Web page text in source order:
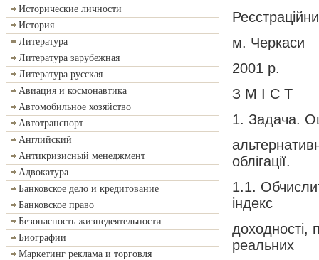
Исторические личности
История
Литература
Литература зарубежная
Литература русская
Авиация и космонавтика
Автомобильное хозяйство
Автотранспорт
Английский
Антикризисный менеджмент
Адвокатура
Банковское дело и кредитование
Банковское право
Безопасность жизнедеятельности
Биографии
Маркетинг реклама и торговля
м. Черкаси
2001 р.
З М І С Т
1. Задача.
облігації.
1.1.
індекс
доходності,
реальних